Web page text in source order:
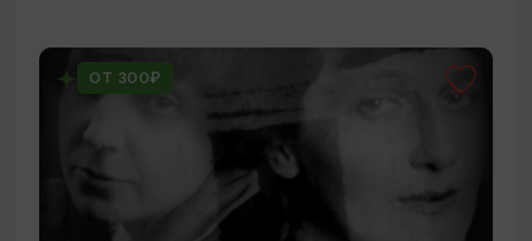
ОТ 300₽